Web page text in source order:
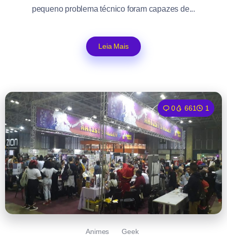
pequeno problema técnico foram capazes de...
Leia Mais
0 661 1
Animes Geek